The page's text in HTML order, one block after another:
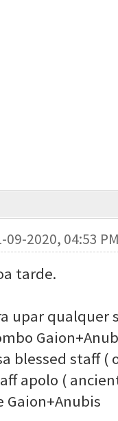
09-2020, 04:53
tarde.
upar qualquer
blessed staff (
apolo (
Gaion+Anubis